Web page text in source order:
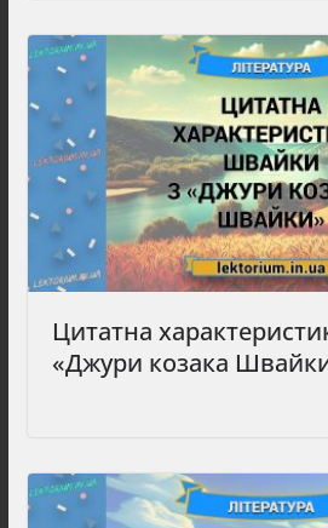
Цитатна
«Джури козака